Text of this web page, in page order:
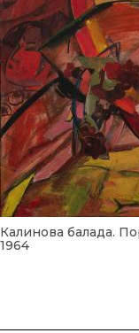
Калинова балада.
1964